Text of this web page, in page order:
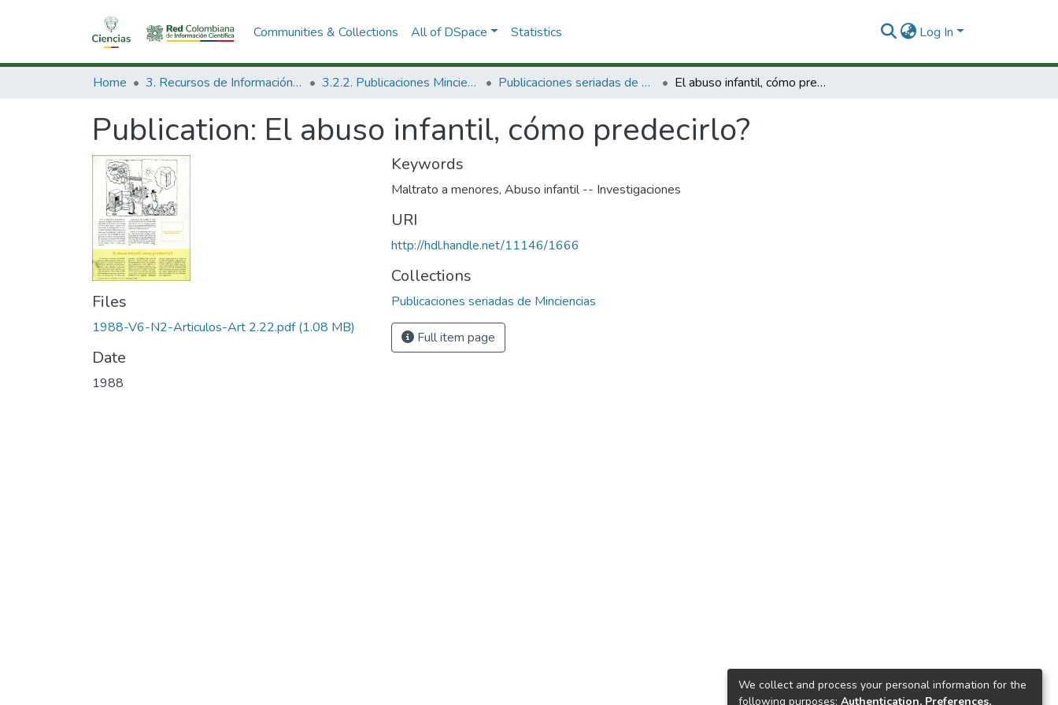
Communities & Collections All of DSpace Statistics Log In
Home 3. Recursos de Información Científica y Tecnológica 3.2.2. Publicaciones Minciencias Publicaciones seriadas de Minciencias El abuso infantil, cómo predecirlo?
Publication: El abuso infantil, cómo predecirlo?
Files
1988-V6-N2-Articulos-Art 2.22.pdf(1.08 MB)
Date
1988
Keywords
Maltrato a menores, Abuso infantil -- Investigaciones
URI
http://hdl.handle.net/11146/1666
Collections
Publicaciones seriadas de Minciencias
Full item page
We collect and process your personal information for the
following purposes: Authentication, Preferences,